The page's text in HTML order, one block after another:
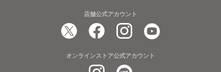
店舗公式アカウント
オンラインストア公式アカウント